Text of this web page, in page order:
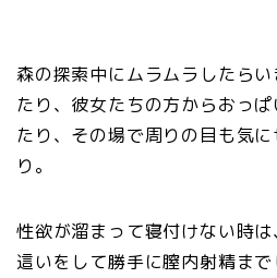
森の探索中にムラムラしたら
たり、彼女たちの方からおっ
たり、その場で周りの目も気
り。
性欲が溜まって寝付けない時
這いをして勝手に膣内射精ま